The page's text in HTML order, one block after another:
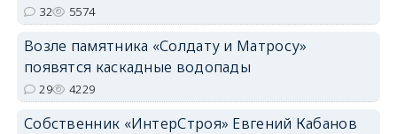
32 5574
Возле памятника «Солдату и Матросу»
появятся каскадные водопады
29 4229
Собственник «ИнтерСтроя» Евгений Кабанов